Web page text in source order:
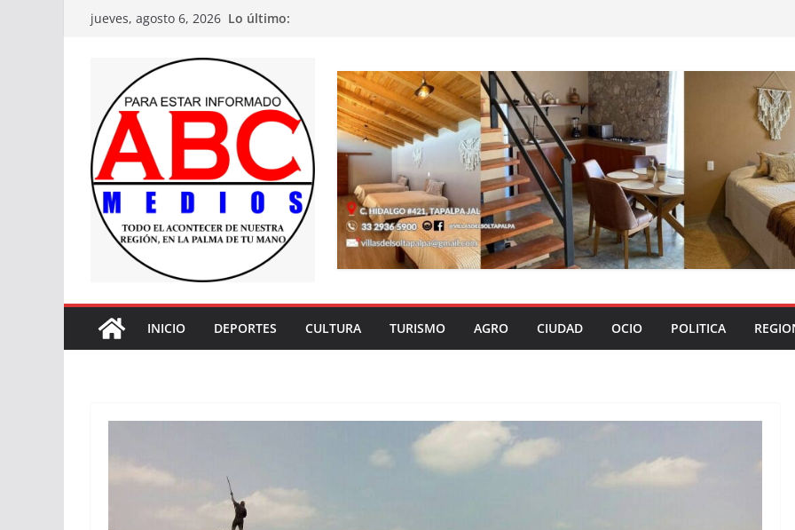
Saltarjueves, agosto 6, 2026 Lo último:
INICIO DEPORTES CULTURA TURISMO AGRO CIUDAD OCIO POLITICA